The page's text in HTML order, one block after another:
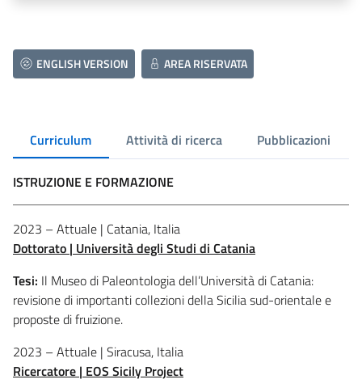
ENGLISH VERSION AREA RISERVATA
Curriculum Attività di ricerca Pubblicazioni
ISTRUZIONE E FORMAZIONE
2023 – Attuale | Catania, Italia
Dottorato | Università degli Studi di Catania
Tesi: Il Museo di Paleontologia dell’Università di Catania:
revisione di importanti collezioni della Sicilia sud-orientale e
proposte di fruizione.
2023 – Attuale | Siracusa, Italia
Ricercatore | EOS Sicily Project